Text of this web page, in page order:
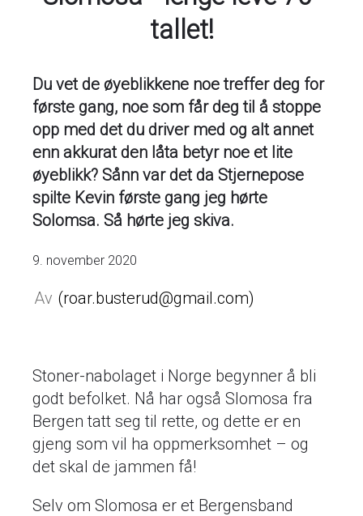
tallet!
Du vet de øyeblikkene noe treffer deg for
første gang, noe som får deg til å stoppe
opp med det du driver med og alt annet
enn akkurat den låta betyr noe et lite
øyeblikk? Sånn var det da Stjernepose
spilte Kevin første gang jeg hørte
Solomsa. Så hørte jeg skiva.
9. november 2020
roar.busterud@gmail.com
Stoner-nabolaget i Norge begynner å bli
godt befolket. Nå har også Slomosa fra
Bergen tatt seg til rette, og dette er en
gjeng som vil ha oppmerksomhet – og
det skal de jammen få!
Selv om Slomosa er et Bergensband